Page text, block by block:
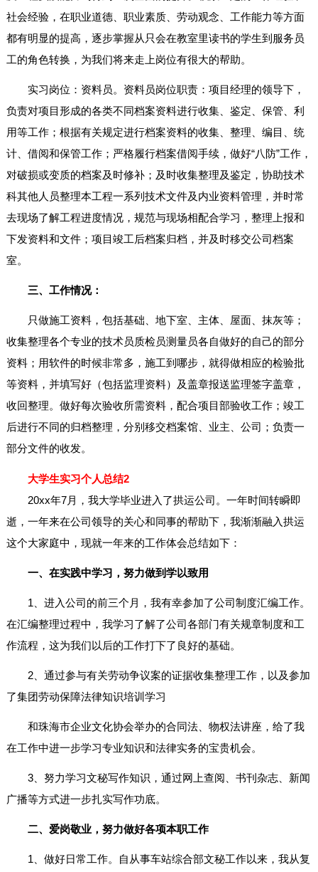
社会经验，在职业道德、职业素质、劳动观念、工作能力等方面
都有明显的提高，逐步掌握从只会在教室里读书的学生到服务员
工的角色转换，为我们将来走上岗位有很大的帮助。
实习岗位：资料员。资料员岗位职责：项目经理的领导下，
负责对项目形成的各类不同档案资料进行收集、鉴定、保管、利
用等工作；根据有关规定进行档案资料的收集、整理、编目、统
计、借阅和保管工作；严格履行档案借阅手续，做好“八防”工作，
对破损或变质的档案及时修补；及时收集整理及鉴定，协助技术
科其他人员整理本工程一系列技术文件及内业资料管理，并时常
去现场了解工程进度情况，规范与现场相配合学习，整理上报和
下发资料和文件；项目竣工后档案归档，并及时移交公司档案
室。
三、工作情况：
只做施工资料，包括基础、地下室、主体、屋面、抹灰等；
收集整理各个专业的技术员质检员测量员各自做好的自己的部分
资料；用软件的时候非常多，施工到哪步，就得做相应的检验批
等资料，并填写好（包括监理资料）及盖章报送监理签字盖章，
收回整理。做好每次验收所需资料，配合项目部验收工作；竣工
后进行不同的归档整理，分别移交档案馆、业主、公司；负责一
部分文件的收发。
大学生实习个人总结2
20xx年7月，我大学毕业进入了拱运公司。一年时间转瞬即
逝，一年来在公司领导的关心和同事的帮助下，我渐渐融入拱运
这个大家庭中，现就一年来的工作体会总结如下：
一、在实践中学习，努力做到学以致用
1、进入公司的前三个月，我有幸参加了公司制度汇编工作。
在汇编整理过程中，我学习了解了公司各部门有关规章制度和工
作流程，这为我们以后的工作打下了良好的基础。
2、通过参与有关劳动争议案的证据收集整理工作，以及参加
了集团劳动保障法律知识培训学习
和珠海市企业文化协会举办的合同法、物权法讲座，给了我
在工作中进一步学习专业知识和法律实务的宝贵机会。
3、努力学习文秘写作知识，通过网上查阅、书刊杂志、新闻
广播等方式进一步扎实写作功底。
二、爱岗敬业，努力做好各项本职工作
1、做好日常工作。自从事车站综合部文秘工作以来，我从复